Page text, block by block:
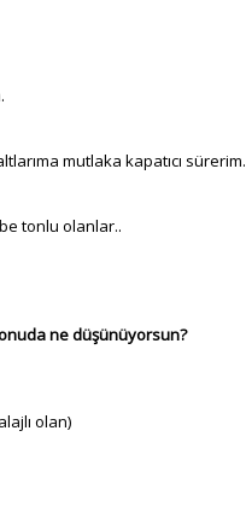
mutlaka kapatıcı sürerim.
tonlu olanlar..
ne düşünüyorsun?
olan)